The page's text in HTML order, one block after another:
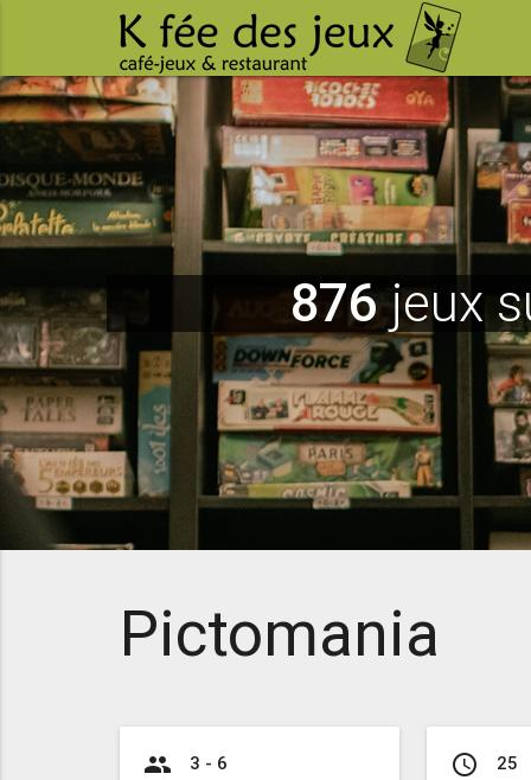
876jeux
Pictomania
group 3 - 6 access_time 25